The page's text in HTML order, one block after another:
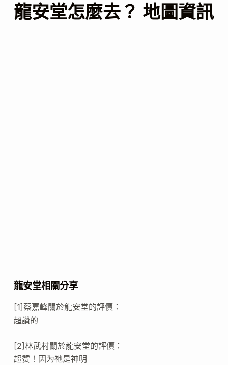
龍安堂怎麼去？ 地圖資訊
龍安堂相關分享
[1]蔡嘉峰關於龍安堂的評價：
超讚的
[2]林武村關於龍安堂的評價：
超赞！因为祂是神明